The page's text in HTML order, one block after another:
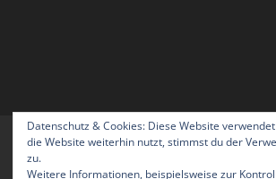
Home Blog Über uns
Datenschutz & Cookies: Diese Website
die Website weiterhin nutzt, stimmst du der
zu.
Weitere Informationen, beispielsweise zur